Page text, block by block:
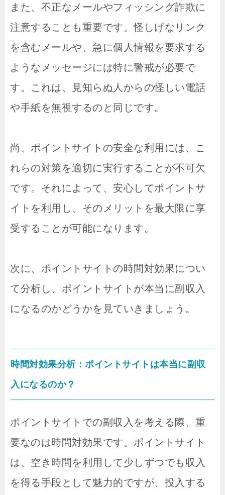
また、不正なメールやフィッシング詐欺に
注意することも重要です。怪しげなリンク
を含むメールや、急に個人情報を要求する
ようなメッセージには特に警戒が必要で
す。これは、見知らぬ人からの怪しい電話
や手紙を無視するのと同じです。
尚、ポイントサイトの安全な利用には、こ
れらの対策を適切に実行することが不可欠
です。それによって、安心してポイントサ
イトを利用し、そのメリットを最大限に享
受することが可能になります。
次に、ポイントサイトの時間対効果につい
て分析し、ポイントサイトが本当に副収入
になるのかどうかを見ていきましょう。
時間対効果分析：ポイントサイトは本当に副収
入になるのか？
ポイントサイトでの副収入を考える際、重
要なのは時間対効果です。ポイントサイト
は、空き時間を利用して少しずつでも収入
を得る手段として魅力的ですが、投入する